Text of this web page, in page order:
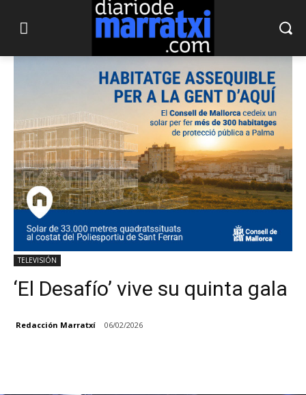
TELEVISIÓN
‘El Desafío’ vive su quinta gala
Redacción Marratxí 06/02/2026